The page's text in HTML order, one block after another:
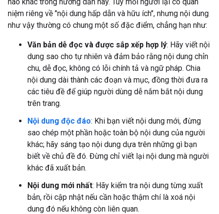
niệm riêng về "nội dung hấp dẫn và hữu ích", nhưng nội dung
như vậy thường có chung một số đặc điểm, chẳng hạn như:
Văn bản dễ đọc và được sắp xếp hợp lý: Hãy viết nội
dung sao cho tự nhiên và đảm bảo rằng nội dung chỉn
chu, dễ đọc, không có lỗi chính tả và ngữ pháp. Chia
nội dung dài thành các đoạn và mục, đồng thời đưa ra
các tiêu đề để giúp người dùng dễ nắm bắt nội dung
trên trang.
Nội dung độc đáo: Khi bạn viết nội dung mới, đừng
sao chép một phần hoặc toàn bộ nội dung của người
khác; hãy sáng tạo nội dung dựa trên những gì bạn
biết về chủ đề đó. Đừng chỉ viết lại nội dung mà người
khác đã xuất bản.
Nội dung mới nhất: Hãy kiểm tra nội dung từng xuất
bản, rồi cập nhật nếu cần hoặc thậm chí là xoá nội
dung đó nếu không còn liên quan.